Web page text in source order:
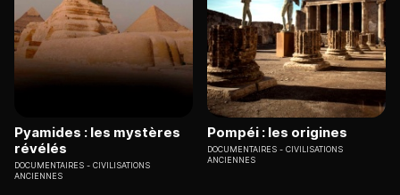
Pyamides : les mystères
révélés
DOCUMENTAIRES
CIVILISATIONS
ANCIENNES
Pompéi : les origines
DOCUMENTAIRES
CIVILISATIONS
ANCIENNES